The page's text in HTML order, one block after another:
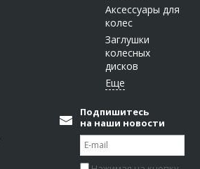
Аксессуары для
колес
Заглушки
колесных
дисков
Подпишитесь
на наши новости